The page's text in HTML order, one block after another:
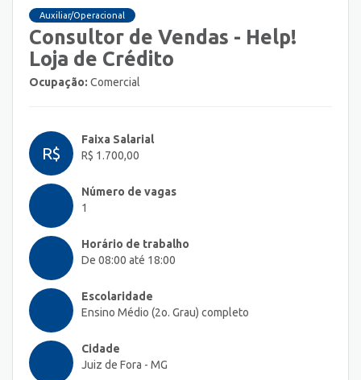
Auxiliar/Operacional
Consultor de Vendas - Help!
Loja de Crédito
Ocupação: Comercial
R$
Faixa Salarial
R$ 1.700,00
Número de vagas
1
Horário de trabalho
De 08:00 até 18:00
Escolaridade
Ensino Médio (2o. Grau) completo
Cidade
Juiz de Fora - MG